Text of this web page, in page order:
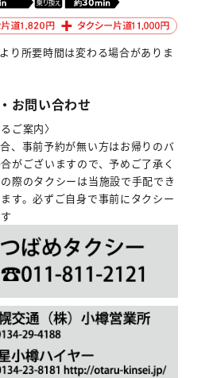
り所要時間は変わる場合がありま
お問い合わせ
ご案内〉
、事前予約が無い方はお帰りのバ
がございますので、予めご了承く
際のタクシーは当施設で手配でき
す。必ずご自身で事前にタクシー